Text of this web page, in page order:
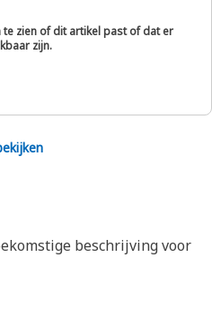
zien of dit artikel past of dat er
zijn.
beschrijving voor